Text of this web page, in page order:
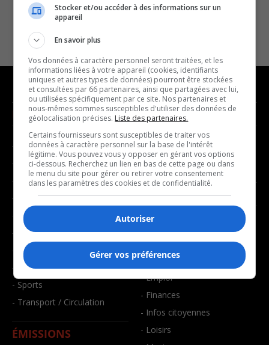
NOUVELLES
- Affaires municipales
- Communauté / Social
- Culture
- Économie
- Éducation
- Environnement
- Faits divers
- Santé et bien-être
- Sports
- Transport / Circulation
ÉMISSIONS
MUSIQUE
- Décompte franco
- Joué récemment
BALADOS
- Affaires
- Art de vivre
- Bien-être
- Emploi
- Finances
- Infos citoyennes
- Loisirs
Stocker et/ou accéder à des informations sur un
appareil
En savoir plus
Vos données à caractère personnel seront traitées, et les
informations liées à votre appareil (cookies, identifiants
uniques et autres types de données) pourront être stockées
et consultées par 66 partenaires, ainsi que partagées avec lui,
ou utilisées spécifiquement par ce site. Nos partenaires et
nous-mêmes sommes susceptibles d'utiliser des données de
géolocalisation précises. Liste des partenaires.
Certains fournisseurs sont susceptibles de traiter vos
données à caractère personnel sur la base de l'intérêt
légitime. Vous pouvez vous y opposer en gérant vos options
ci-dessous. Recherchez un lien en bas de cette page ou dans
le menu du site pour gérer ou retirer votre consentement
dans les paramètres des cookies et de confidentialité.
Autoriser
Gérer vos préférences